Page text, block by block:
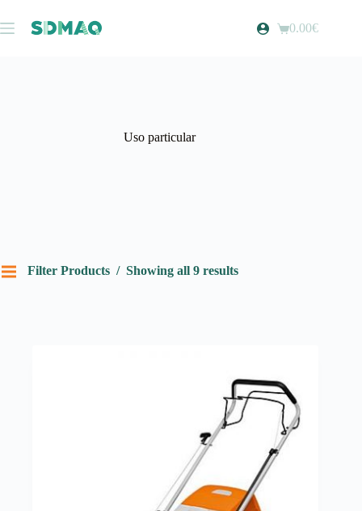
para
o
Carrinho
0.00€
Uso particular
Filter Products Showing all 9 results